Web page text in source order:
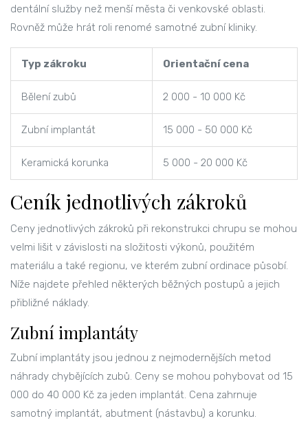
dentální služby než menší města či venkovské oblasti.
Rovněž může hrát roli renomé samotné zubní kliniky.
Typ zákroku Orientační cena
Bělení zubů 2 000 - 10 000 Kč
Zubní implantát 15 000 - 50 000 Kč
Keramická korunka 5 000 - 20 000 Kč
Ceník jednotlivých zákroků
Ceny jednotlivých zákroků při rekonstrukci chrupu se mohou
velmi lišit v závislosti na složitosti výkonů, použitém
materiálu a také regionu, ve kterém zubní ordinace působí.
Níže najdete přehled některých běžných postupů a jejich
přibližné náklady.
Zubní implantáty
Zubní implantáty jsou jednou z nejmodernějších metod
náhrady chybějících zubů. Ceny se mohou pohybovat od 15
000 do 40 000 Kč za jeden implantát. Cena zahrnuje
samotný implantát, abutment (nástavbu) a korunku.